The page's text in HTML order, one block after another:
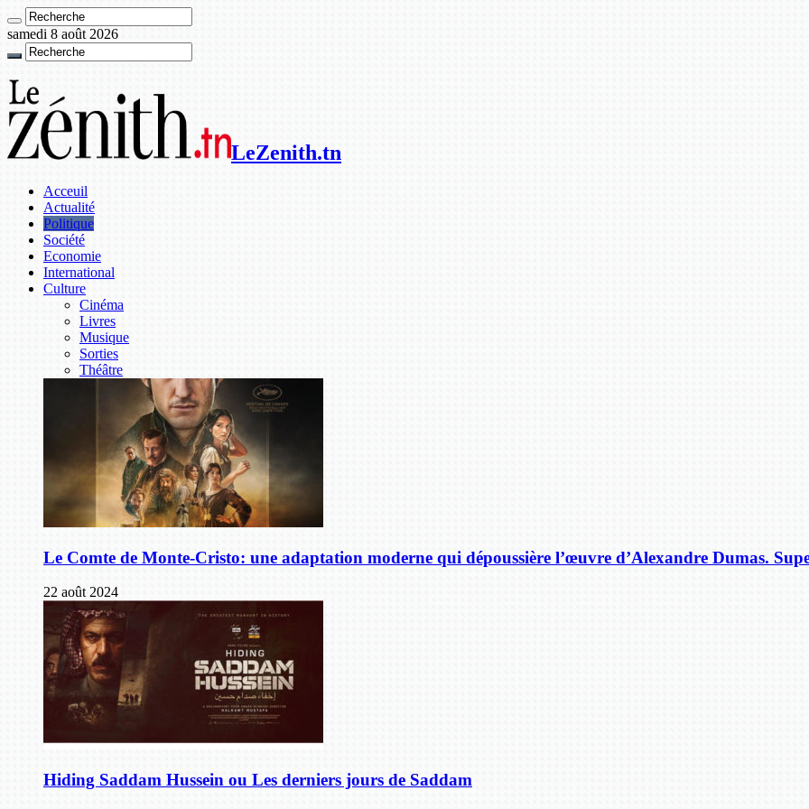
samedi 8 août 2026
LeZenith.tn
Acceuil
Actualité
Politique
Société
Economie
International
Culture
Cinéma
Livres
Musique
Sorties
Théâtre
Le Comte de Monte-Cristo: une adaptation moderne qui dépoussière l’œuvre d’Alexandre Dumas.
22 août 2024
Hiding Saddam Hussein ou Les derniers jours de Saddam